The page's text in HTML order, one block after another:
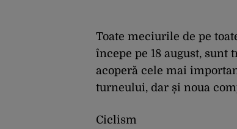
Toate meciurile de pe
începe pe 18 august, sunt
acoperă cele mai
turneului, dar și noua
Ciclism